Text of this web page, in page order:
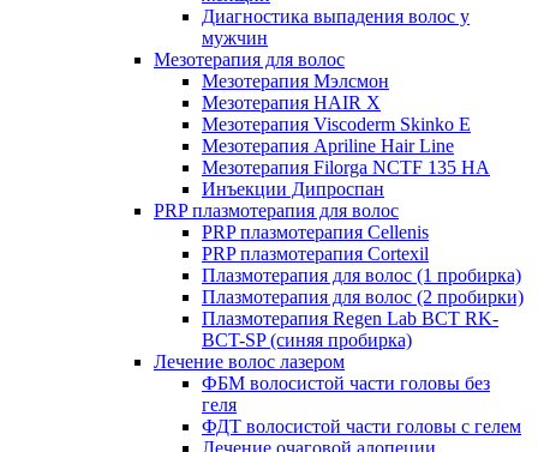
Диагностика выпадения волос у
мужчин
Мезотерапия для волос
Мезотерапия Мэлсмон
Мезотерапия HAIR X
Мезотерапия Viscoderm Skinko E
Мезотерапия Apriline Hair Line
Мезотерапия Filorga NCTF 135 HA
Инъекции Дипроспан
PRP плазмотерапия для волос
PRP плазмотерапия Cellenis
PRP плазмотерапия Cortexil
Плазмотерапия для волос (1 пробирка)
Плазмотерапия для волос (2 пробирки)
Плазмотерапия Regen Lab BCT RK-
BCT-SP (синяя пробирка)
Лечение волос лазером
ФБМ волосистой части головы без
геля
ФДТ волосистой части головы с гелем
Лечение очаговой алопеции